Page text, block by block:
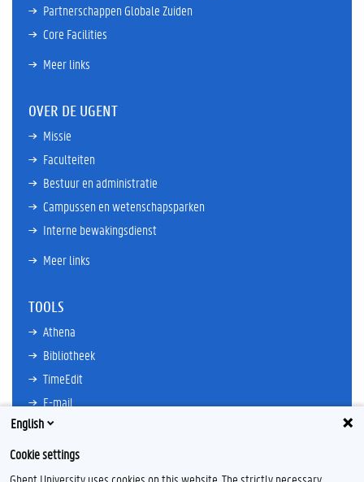
Partnerschappen Globale Zuiden
Core Facilities
Meer links
OVER DE UGENT
Missie
Faculteiten
Bestuur en administratie
Campussen en wetenschapsparken
Interne bewakingsdienst
Meer links
TOOLS
Athena
Bibliotheek
TimeEdit
E-mail
Ufora
Oasis
Research Explorer
English
Cookie settings